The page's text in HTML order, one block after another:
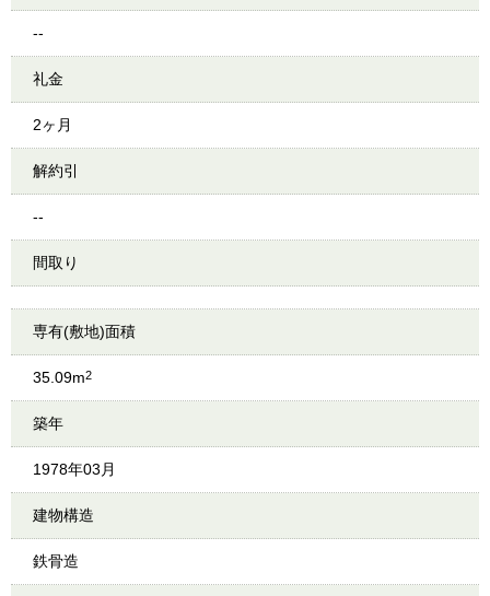
--
礼金
2ヶ月
解約引
--
間取り
専有(敷地)面積
35.09m2
築年
1978年03月
建物構造
鉄骨造